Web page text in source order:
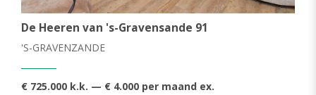
De Heeren van 's-Gravensande 91
'S-GRAVENZANDE
€ 725.000 k.k. — € 4.000 per maand ex.